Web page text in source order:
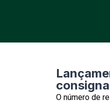
O número de